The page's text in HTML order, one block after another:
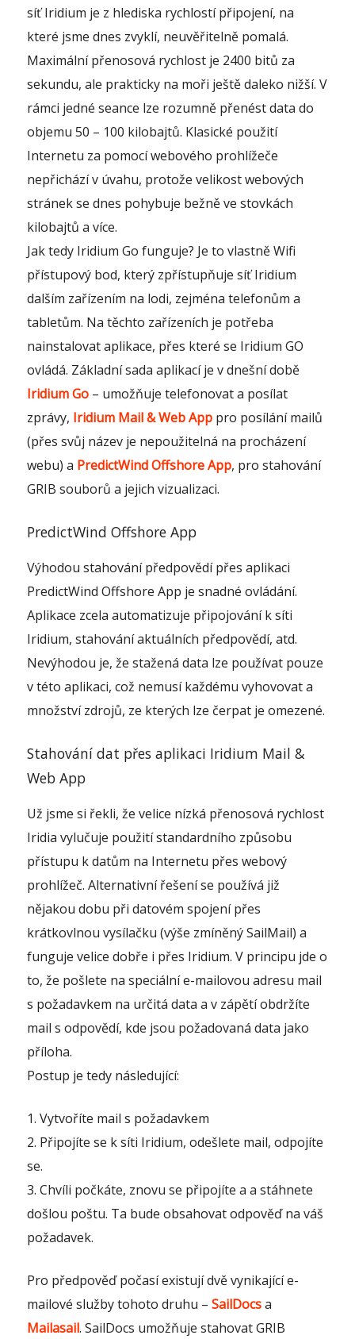
síť Iridium je z hlediska rychlostí připojení, na
které jsme dnes zvyklí, neuvěřitelně pomalá.
Maximální přenosová rychlost je 2400 bitů za
sekundu, ale prakticky na moři ještě daleko nižší. V
rámci jedné seance lze rozumně přenést data do
objemu 50 – 100 kilobajtů. Klasické použití
Internetu za pomocí webového prohlížeče
nepřichází v úvahu, protože velikost webových
stránek se dnes pohybuje bežně ve stovkách
kilobajtů a více.
Jak tedy Iridium Go funguje? Je to vlastně Wifi
přístupový bod, který zpřístupňuje síť Iridium
dalším zařízením na lodi, zejména telefonům a
tabletům. Na těchto zařízeních je potřeba
nainstalovat aplikace, přes které se Iridium GO
ovládá. Základní sada aplikací je v dnešní době
Iridium Go – umožňuje telefonovat a posílat
zprávy, Iridium Mail & Web App pro posílání mailů
(přes svůj název je nepoužitelná na procházení
webu) a PredictWind Offshore App, pro stahování
GRIB souborů a jejich vizualizaci.
PredictWind Offshore App
Výhodou stahování předpovědí přes aplikaci
PredictWind Offshore App je snadné ovládání.
Aplikace zcela automatizuje připojování k síti
Iridium, stahování aktuálních předpovědí, atd.
Nevýhodou je, že stažená data lze používat pouze
v této aplikaci, což nemusí každému vyhovovat a
množství zdrojů, ze kterých lze čerpat je omezené.
Stahování dat přes aplikaci Iridium Mail &
Web App
Už jsme si řekli, že velice nízká přenosová rychlost
Iridia vylučuje použití standardního způsobu
přístupu k datům na Internetu přes webový
prohlížeč. Alternativní řešení se používá již
nějakou dobu při datovém spojení přes
krátkovlnou vysílačku (výše zmíněný SailMail) a
funguje velice dobře i přes Iridium. V principu jde o
to, že pošlete na speciální e-mailovou adresu mail
s požadavkem na určitá data a v zápětí obdržíte
mail s odpovědí, kde jsou požadovaná data jako
příloha.
Postup je tedy následující:
1. Vytvoříte mail s požadavkem
2. Připojíte se k síti Iridium, odešlete mail, odpojíte
se.
3. Chvíli počkáte, znovu se připojíte a a stáhnete
došlou poštu. Ta bude obsahovat odpověď na váš
požadavek.
Pro předpověď počasí existují dvě vynikající e-
mailové služby tohoto druhu –SailDocsa
Mailasail. SailDocs umožňuje stahovat GRIB